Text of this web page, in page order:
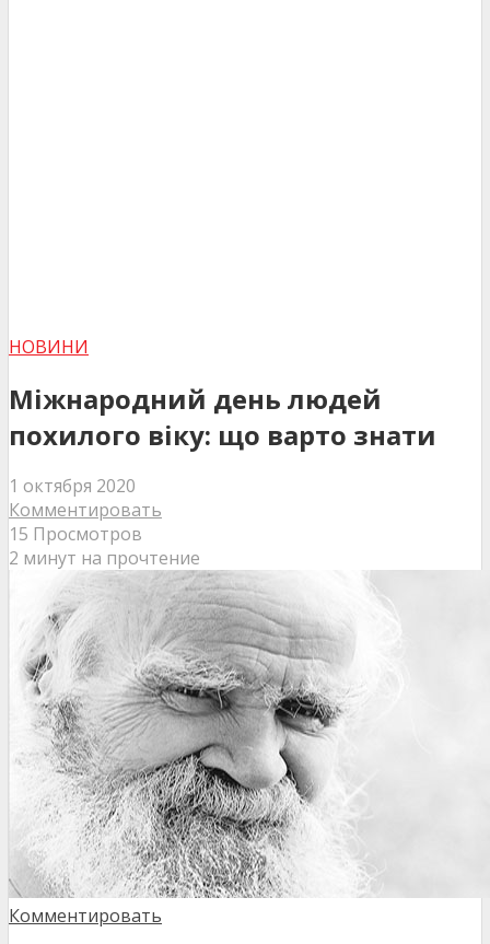
НОВИНИ
Міжнародний день людей
похилого віку: що варто знати
1 октября 2020
Комментировать
15 Просмотров
2 минут на прочтение
Комментировать